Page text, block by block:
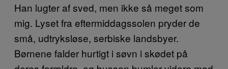
Han lugter af sved, men ikke så meget som
mig. Lyset fra eftermiddagssolen pryder de
små, udtryksløse, serbiske landsbyer.
Børnene falder hurtigt i søvn i skødet på